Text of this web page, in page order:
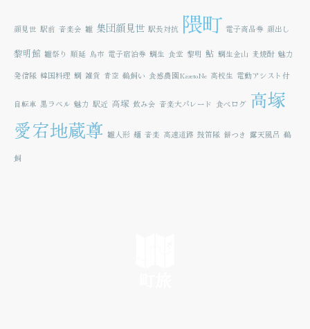
顔見世 駅前 音楽会 雛 集団顔見世 駅長対抗 隈町 電子商品券 顔出し
黎明館 雛祭り 順延 鳥市 電子宿泊券 鯛生 食堂 黎明 鮎 鯛生金山 麦焼酎 魅力
発信隊 韓国料理 鯛 雑貨 青空 鵜飼い 食感農園KazetoNe 高校生 電動アシスト付
自転車 黒ラベル 魅力 駅近 高塚 飲み会 音楽大パレード 食べログ 高塚
愛宕地蔵尊 雛人形 麺 音楽 高速道路 鼓笛隊 餅つき 露天風呂 鵜
飼